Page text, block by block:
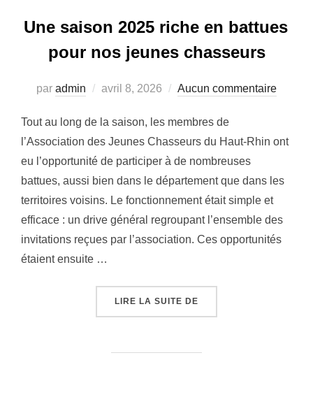
Une saison 2025 riche en battues
pour nos jeunes chasseurs
par admin
Publié
avril 8, 2026 Aucun commentaire
Tout au long de la saison, les membres de
l’Association des Jeunes Chasseurs du Haut-Rhin ont
eu l’opportunité de participer à de nombreuses
battues, aussi bien dans le département que dans les
territoires voisins. Le fonctionnement était simple et
efficace : un drive général regroupant l’ensemble des
invitations reçues par l’association. Ces opportunités
étaient ensuite …
LIRE LA SUITE DE